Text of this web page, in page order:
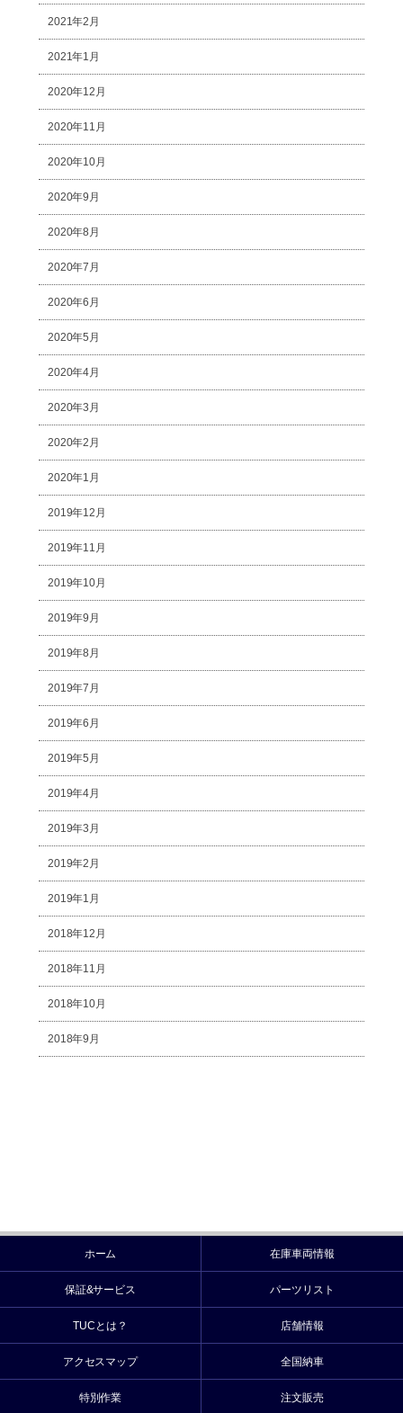
2021年2月
2021年1月
2020年12月
2020年11月
2020年10月
2020年9月
2020年8月
2020年7月
2020年6月
2020年5月
2020年4月
2020年3月
2020年2月
2020年1月
2019年12月
2019年11月
2019年10月
2019年9月
2019年8月
2019年7月
2019年6月
2019年5月
2019年4月
2019年3月
2019年2月
2019年1月
2018年12月
2018年11月
2018年10月
2018年9月
ホーム 在庫車両情報
保証&サービス パーツリスト
TUCとは？ 店舗情報
アクセスマップ 全国納車
特別作業 注文販売